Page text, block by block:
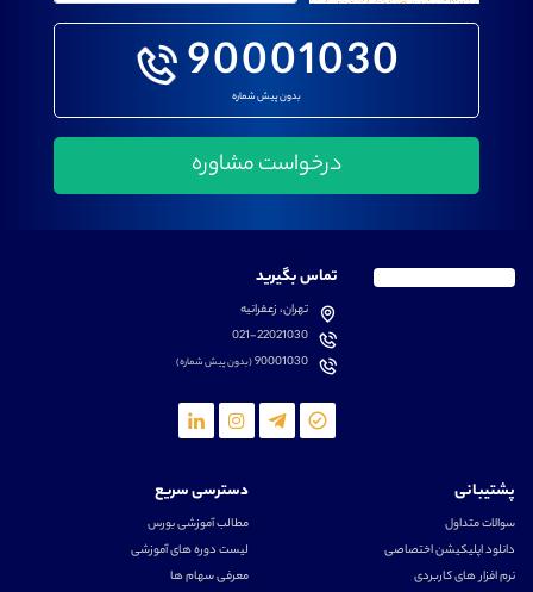
90001030
بدون پیش شماره
تماس بگیرید
تهران، زعفرانیه
021-22021030
90001030(بدون پیش شماره)
پشتیبانی
سوالات متداول
دانلود اپلیکیشن اختصاصی
نرم افزار های کاربردی
دسترسی سریع
مطالب آموزشی بورس
لیست دوره های آموزشی
معرفی سهام ها